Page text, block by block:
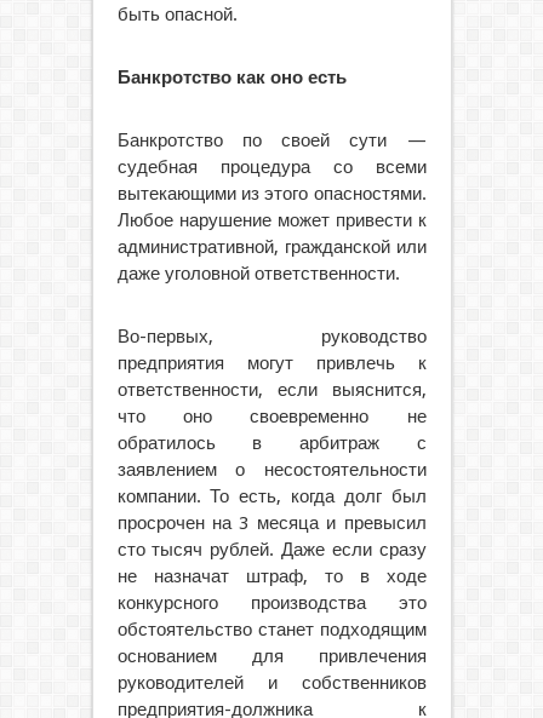
быть опасной.
Банкротство как оно есть
Банкротство по своей сути —
судебная процедура со всеми
вытекающими из этого опасностями.
Любое нарушение может привести к
административной, гражданской или
даже уголовной ответственности.
Во-первых, руководство
предприятия могут привлечь к
ответственности, если выяснится,
что оно своевременно не
обратилось в арбитраж с
заявлением о несостоятельности
компании. То есть, когда долг был
просрочен на 3 месяца и превысил
сто тысяч рублей. Даже если сразу
не назначат штраф, то в ходе
конкурсного производства это
обстоятельство станет подходящим
основанием для привлечения
руководителей и собственников
предприятия-должника к